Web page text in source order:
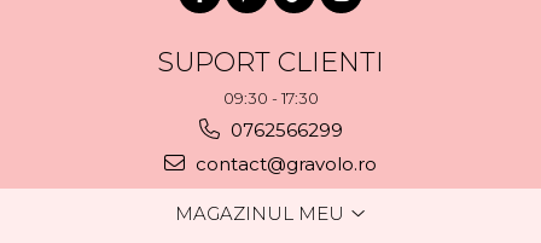
SUPORT CLIENTI
09:30 - 17:30
0762566299
contact@gravolo.ro
MAGAZINUL MEU